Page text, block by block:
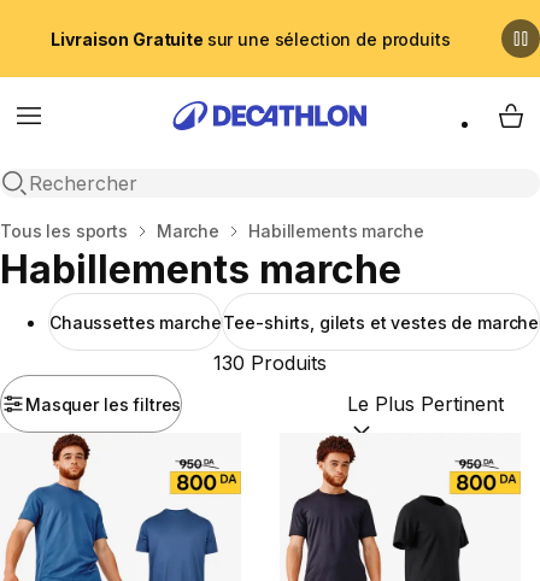
Livraison Gratuite sur une sélection de produits
Menu
Recherche ouverte
My
Accueil
Tous les sports Marche Habillements marche
Habillements marche
Chaussettes marcheTee-shirts, gilets et vestes de marche
Masquer les filtres
130 Produits
Trier par :(optional)